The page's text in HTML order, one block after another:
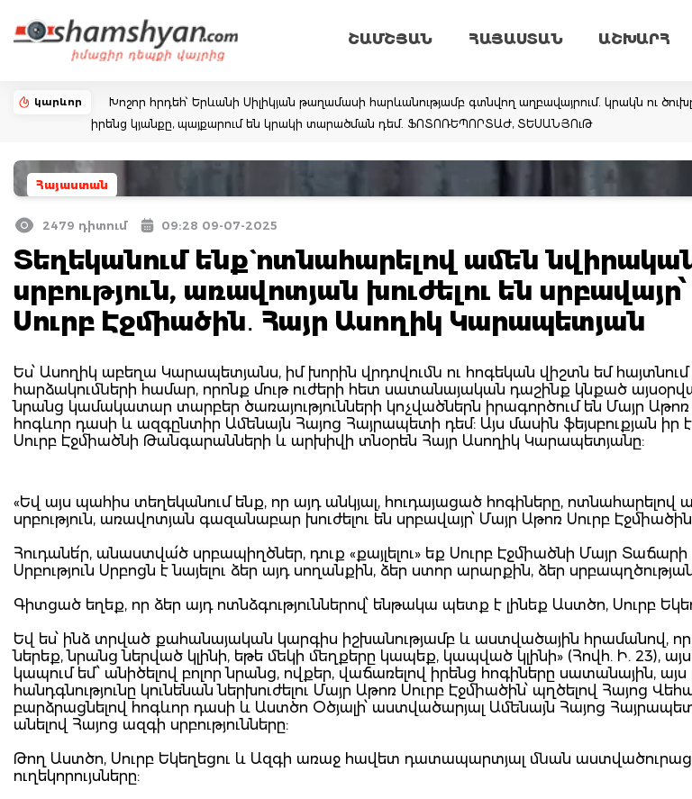
ՇԱՄՇՅԱՆ ՀԱՅԱՍՏԱՆ ԱՇԽԱՐՀ
կարևոր
Խոշոր հրդեհ՝ Երևանի Սիլիկյան թաղամասի հարևանությամբ գտնվող աղբավայրում. կրակն ու
իրենց կյանքը, պայքարում են կրակի տարածման դեմ. ՖՈՏՈՌԵՊՈՐՏԱԺ, ՏԵՍԱՆՅՈւԹ
Հայաստան
2479 դիտում 09:28 09-07-2025
Տեղեկանում ենք` ոտնահարելով ամեն
սրբություն, առավոտյան խnւժելու են
Սուրբ Էջմիածին․ Հայր Ասողիկ Կարապետյան
Ես՝ Ասողիկ աբեղա Կարապետյանս, իմ խորին վրդովումն ու հոգեկան վիշտն եմ
հարձակումների համար, որոնք մութ ուժերի հետ սատանայական դաշինք կնքած
նրանց կամակատար տարբեր ծառայությունների կոչվածներն իրագործում են Մայր Աթոռ
հոգևոր դասի և ազգընտիր Ամենայն Հայոց Հայրապետի դեմ: Այս մասին ֆեյսբուքյան իր
Սուրբ Էջմիածնի Թանգարանների և արխիվի տնօրեն Հայր Ասողիկ Կարապետյանը:
«Եվ այս պահիս տեղեկանում ենք, որ այդ անկյալ, հուդայացած հոգիները, ոտնահարելով
սրբություն, առավոտյան գազանաբար խուժելու են սրբավայր՝ Մայր Աթոռ Սուրբ
Հուդանե՛ր, անաստվա՛ծ սրբապիղծներ, դուք «քայլելու» եք Սուրբ Էջմիածնի Մայր
Սրբություն Սրբոցն է նայելու ձեր այդ սողանքին, ձեր ստոր արարքին, ձեր
Գիտցած եղեք, որ ձեր այդ ոտնձգություններով՝ ենթակա պետք է լինեք Աստծո, Սուրբ
Եվ ես՝ ինձ տրված քահանայական կարգիս իշխանությամբ և աստվածային հրամանով, որ
ներեք, նրանց ներված կլինի, եթե մեկի մեղքերը կապեք, կապված կլինի» (Հովհ. Ի. 23),
կապում եմ՝ անիծելով բոլոր նրանց, ովքեր, վաճառելով իրենց հոգիները սատանային,
հանդգնությունը կունենան ներխուժելու Մայր Աթոռ Սուրբ Էջմիածին՝ պղծելով Հայոց
բարձրացնելով հոգևոր դասի և Աստծո Օծյալի՝ աստվածարյալ Ամենայն Հայոց
անելով Հայոց ազգի սրբությունները:
Թող Աստծո, Սուրբ Եկեղեցու և Ազգի առաջ հավետ դատապարտյալ մնան
ուղեկորույսները: